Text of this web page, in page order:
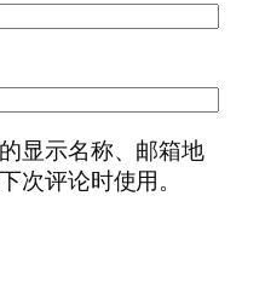
显示名称、邮箱地
次评论时使用。